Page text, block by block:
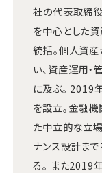
社の代表取締
を中心とした
統括。個人資
い、資産運用
に及ぶ。 2019
を設立。金融
た中立的な立
ナンス設計ま
る。 また2019